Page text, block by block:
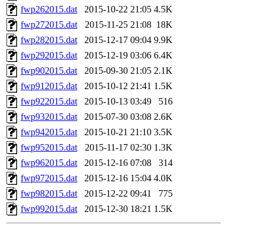
fwp262015.dat
2015-10-22 21:05 4.5K
fwp272015.dat
2015-11-25 21:08 18K
fwp282015.dat
2015-12-17 09:04 9.9K
fwp292015.dat
2015-12-19 03:06 6.4K
fwp902015.dat
2015-09-30 21:05 2.1K
fwp912015.dat
2015-10-12 21:41 1.5K
fwp922015.dat
2015-10-13 03:49
516
fwp932015.dat
2015-07-30 03:08 2.6K
fwp942015.dat
2015-10-21 21:10 3.5K
fwp952015.dat
2015-11-17 02:30 1.3K
fwp962015.dat
2015-12-16 07:08
314
fwp972015.dat
2015-12-16 15:04 4.0K
fwp982015.dat
2015-12-22 09:41
775
fwp992015.dat
2015-12-30 18:21 1.5K